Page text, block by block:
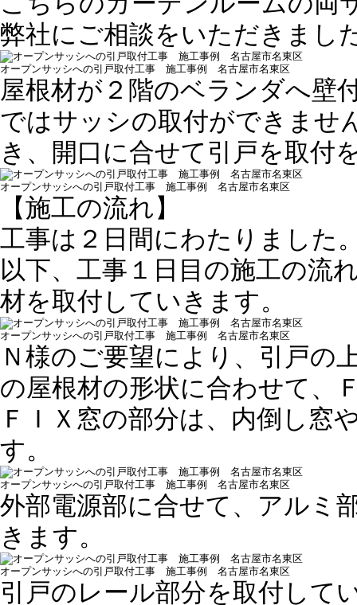
弊社にご相談をいただきまし
オープンサッシへの引戸取付工事 施工事例 名古屋市名東区
屋根材が２階のベランダへ壁
ではサッシの取付ができませ
き、開口に合せて引戸を取付
オープンサッシへの引戸取付工事 施工事例 名古屋市名東区
【施工の流れ】
工事は２日間にわたりました
以下、工事１日目の施工の流
材を取付していきます。
オープンサッシへの引戸取付工事 施工事例 名古屋市名東区
Ｎ様のご要望により、引戸の
の屋根材の形状に合わせて、
ＦＩＸ窓の部分は、内倒し窓
す。
オープンサッシへの引戸取付工事 施工事例 名古屋市名東区
外部電源部に合せて、アルミ
きます。
オープンサッシへの引戸取付工事 施工事例 名古屋市名東区
引戸のレール部分を取付して